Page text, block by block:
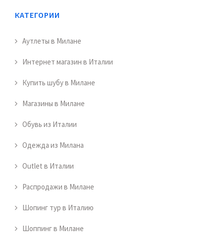
КАТЕГОРИИ
Аутлеты в Милане
Интернет магазин в Италии
Купить шубу в Милане
Магазины в Милане
Обувь из Италии
Одежда из Милана
Outlet в Италии
Распродажи в Милане
Шопинг тур в Италию
Шоппинг в Милане